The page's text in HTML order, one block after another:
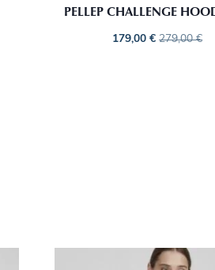
PELLEP CHALLENGE
179,00€ 279,00€